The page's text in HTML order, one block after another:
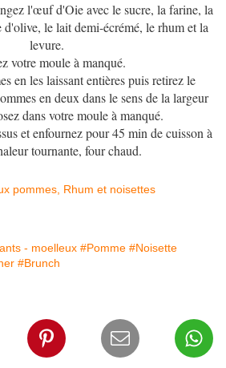
l'œuf d'Oie avec le sucre, la farine, la
le lait demi-écrémé, le rhum et la
levure.
votre moule à manqué.
en les laissant entières puis retirez le
en deux dans le sens de la largeur
dans votre moule à manqué.
et enfournez pour 45 min de cuisson à
tournante, four chaud.
- moelleux #Pomme #Noisette
#Brunch